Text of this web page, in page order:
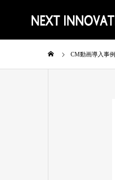
CM動画導入事例